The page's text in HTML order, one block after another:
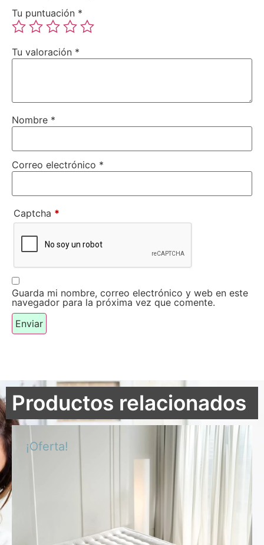
Tu puntuación *
Tu valoración *
Nombre *
Correo electrónico *
Captcha *
Guarda mi nombre, correo electrónico y web en este
navegador para la próxima vez que comente.
Productos relacionados
¡Oferta!